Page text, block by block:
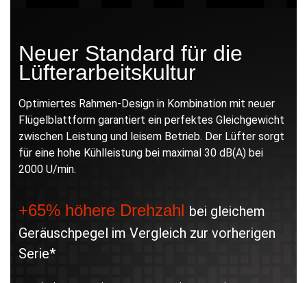
Neuer Standard für die
Lüfterarbeitskultur
Optimiertes Rahmen-Design in Kombination mit neuer
Flügelblattform garantiert ein perfektes Gleichgewicht
zwischen Leistung und leisem Betrieb. Der Lüfter sorgt
für eine hohe Kühlleistung bei maximal 30 dB(A) bei
2000 U/min.
+65% höhere Drehzahl bei gleichem
Geräuschpegel im Vergleich zur vorherigen
Serie*